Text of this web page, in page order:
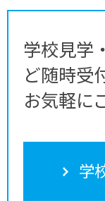
学校見学
ど随時受
お気軽に
学